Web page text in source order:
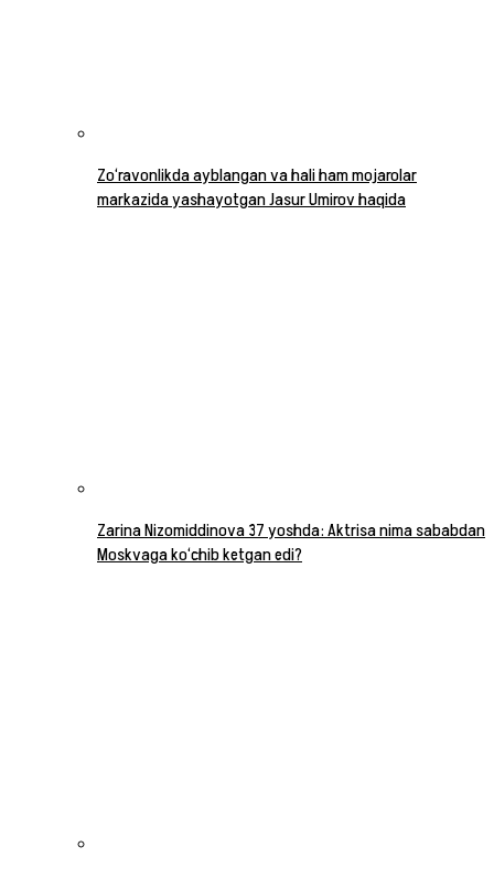
Zo‘ravonlikda ayblangan va hali ham mojarolar
markazida yashayotgan Jasur Umirov haqida
Zarina Nizomiddinova 37 yoshda: Aktrisa nima sababdan
Moskvaga ko‘chib ketgan edi?